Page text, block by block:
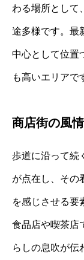
わる場所として
途多様です。最
中心として位置
も高いエリアで
商店街の風
歩道に沿って続
が点在し、その
を感じさせる要
食品店や喫茶店
らしの息吹が伝